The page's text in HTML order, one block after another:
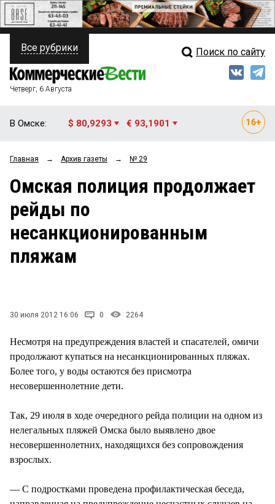
ПОЛИТИКА
ФИНАНСЫ
ОБЩЕСТВО
ЗАКОН
НОВОСТИ КОМПАНИЙ
Свежий выпуск
Рейтинги
Архив
Все рубрики Поиск по сайту
Четверг, 6 Августа
В Омске: $ 80,9293 € 93,1901
Главная → Архив газеты → № 29
Омская полиция продолжает
рейды по
несанкционированным
пляжам
30 июля 2012 16:06 0 2264
Несмотря на предупреждения властей и спасателей, омичи
продолжают купаться на несанкционированных пляжах.
Более того, у воды остаются без присмотра
несовершеннолетние дети.
Так, 29 июля в ходе очередного рейда полиции на одном из
нелегальных пляжей Омска было выявлено двое
несовершеннолетних, находящихся без сопровождения
взрослых.
— С подростками проведена профилактическая беседа,